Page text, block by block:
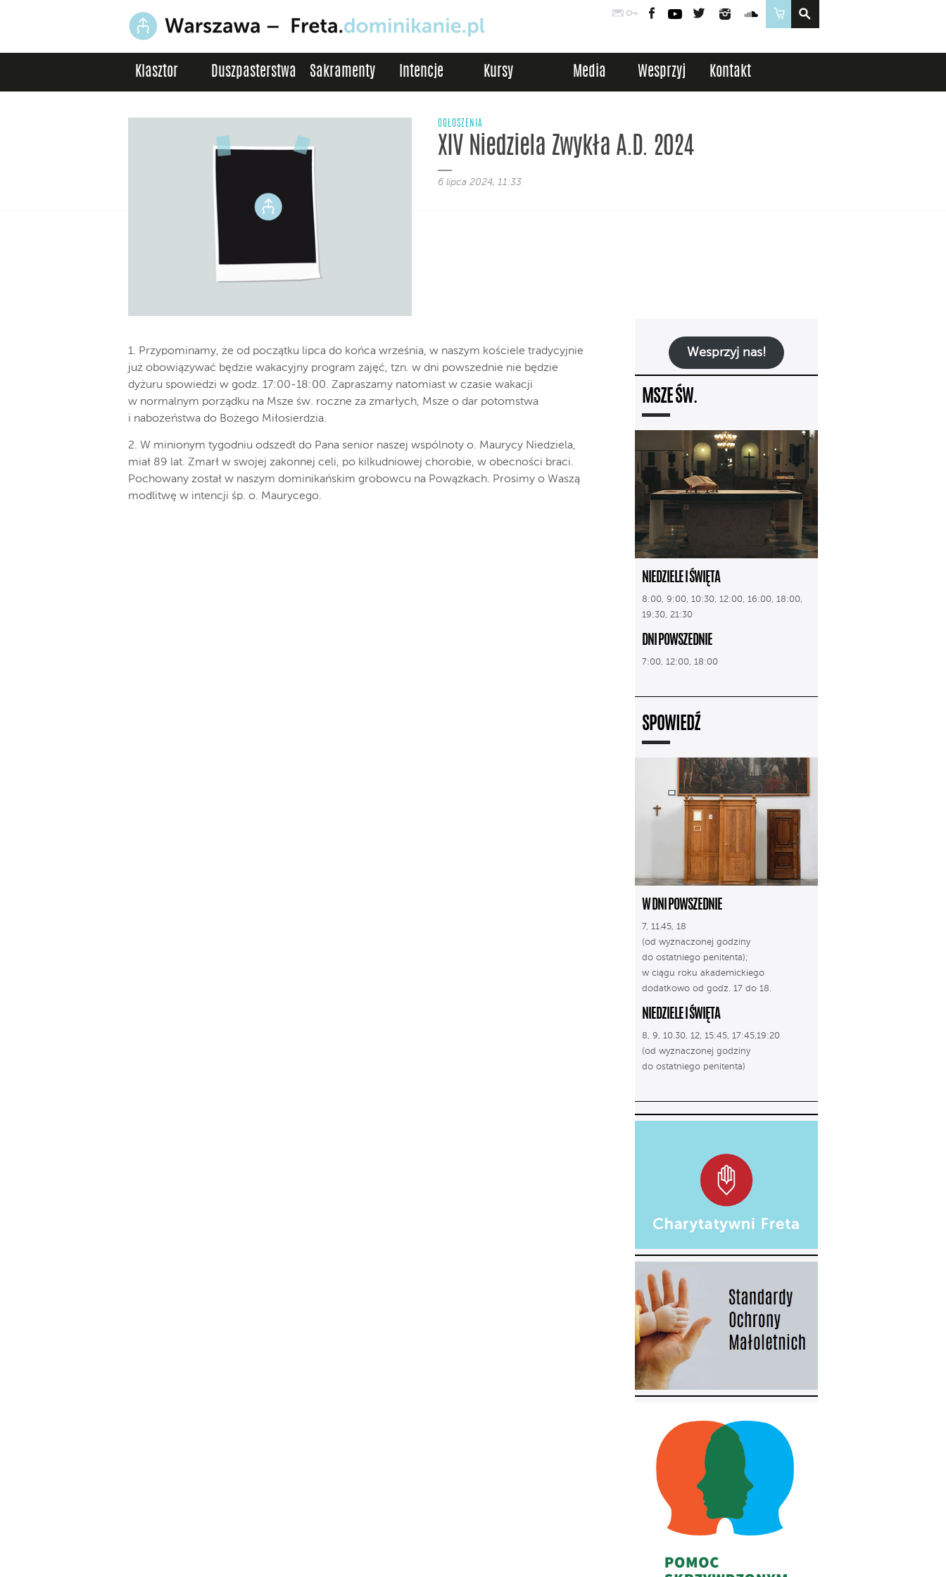
PocztaLogowanie
FacebookYouTubeTwitter InstagramSoundCloud
Sklep
Klasztor Duszpasterstwa Sakramenty Intencje Kursy Media Wesprzyj Kontakt
OGŁOSZENIA
XIV Niedziela Zwykła A.D. 2024
6 lipca 2024, 11:33
1. Przypominamy, że od początku lipca do końca września, w naszym kościele tradycyjnie
już obowiązywać będzie wakacyjny program zajęć, tzn. w dni powszednie nie będzie
dyżuru spowiedzi w godz. 17:00-18:00. Zapraszamy natomiast w czasie wakacji
w normalnym porządku na Msze św. roczne za zmarłych, Msze o dar potomstwa
i nabożeństwa do Bożego Miłosierdzia.
2. W minionym tygodniu odszedł do Pana senior naszej wspólnoty o. Maurycy Niedziela,
miał 89 lat. Zmarł w swojej zakonnej celi, po kilkudniowej chorobie, w obecności braci.
Pochowany został w naszym dominikańskim grobowcu na Powązkach. Prosimy o Waszą
modlitwę w intencji śp. o. Maurycego.
Wesprzyj nas!
MSZE ŚW.
NIEDZIELE I ŚWIĘTA
8:00, 9:00, 10:30, 12:00, 16:00, 18:00,
19:30, 21:30
DNI POWSZEDNIE
7:00, 12:00, 18:00
SPOWIEDŹ
W DNI POWSZEDNIE
7, 11.45, 18
(od wyznaczonej godziny
do ostatniego penitenta);
w ciągu roku akademickiego
dodatkowo od godz. 17 do 18.
NIEDZIELE I ŚWIĘTA
8, 9, 10.30, 12, 15:45, 17:45,19:20
(od wyznaczonej godziny
do ostatniego penitenta)